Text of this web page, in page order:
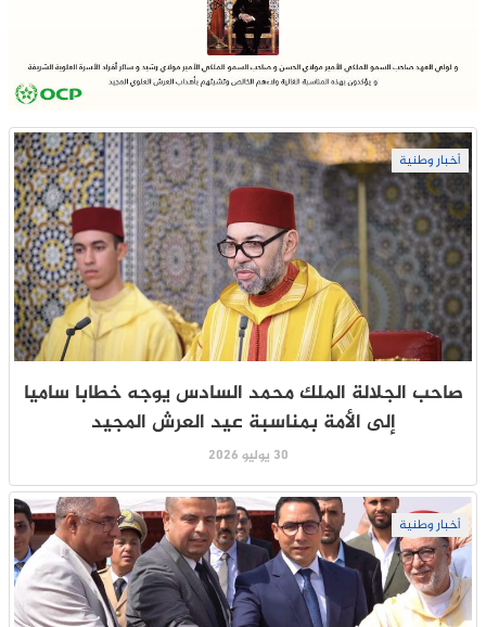
أخبار وطنية
صاحب الجلالة الملك محمد السادس يوجه خطابا ساميا
إلى الأمة بمناسبة عيد العرش المجيد
30 يوليو 2026
أخبار وطنية